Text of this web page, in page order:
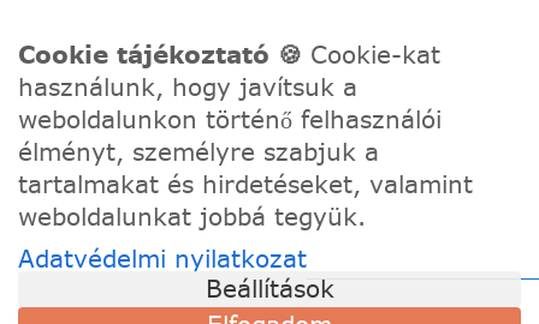
© 2020 - 2026 Festede Kft. Minden jog fenntartva
Cookie tájékoztató 🍪 Cookie-kat
használunk, hogy javítsuk a
weboldalunkon történő felhasználói
élményt, személyre szabjuk a
tartalmakat és hirdetéseket, valamint
weboldalunkat jobbá tegyük.
Adatvédelmi nyilatkozat
Beállítások